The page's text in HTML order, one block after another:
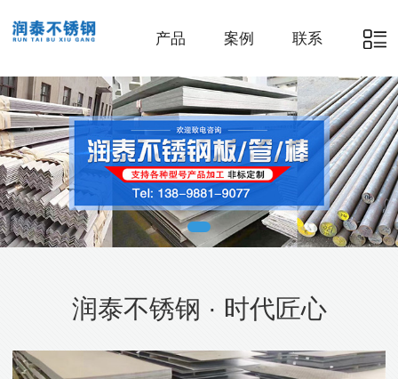
产品 案例 联系
润泰不锈钢 · 时代匠心